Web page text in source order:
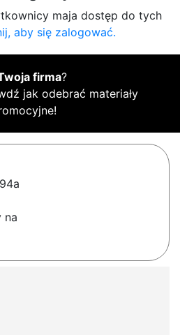
maja dostęp do tych
aby się zalogować.
firma?
jak odebrać materiały
na